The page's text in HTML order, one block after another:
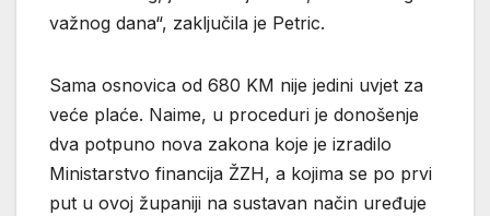
važnog dana“, zaključila je Petric.
Sama osnovica od 680 KM nije jedini uvjet za
veće plaće. Naime, u proceduri je donošenje
dva potpuno nova zakona koje je izradilo
Ministarstvo financija ŽZH, a kojima se po prvi
put u ovoj županiji na sustavan način uređuje